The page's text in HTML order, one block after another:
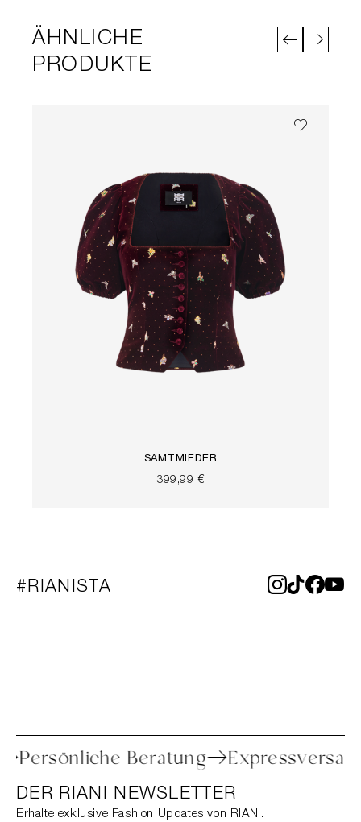
ÄHNLICHE
PRODUKTE
SAMTMIEDER
399,99 €
#RIANISTA
Persönliche Beratung
DER RIANI NEWSLETTER
Erhalte exklusive Fashion Updates von RIANI.